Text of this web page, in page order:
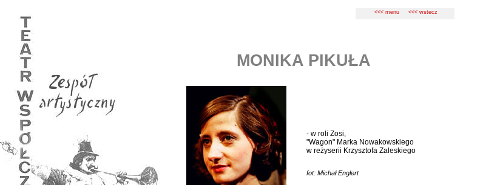
<<< menu <<< wstecz
MONIKA PIKUŁA
- w roli Zosi,
"Wagon" Marka Nowakowskiego
w reżyserii Krzysztofa Zaleskiego
fot: Michał Englert